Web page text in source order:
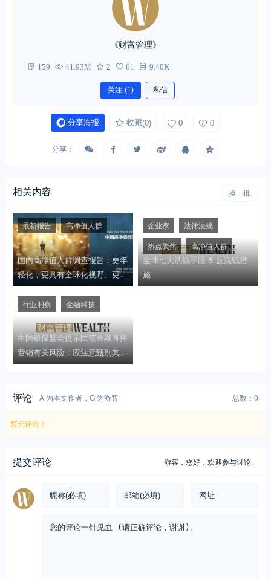
《财富管理》
159 41.93M 2 61 9.40K
关注 (1) 私信
分享海报 收藏(0) 0 0
分享：
相关内容 换一批
国内高净值人群调查报告：更年
轻化，更具有全球化视野、更敢
于投资……
最新报告 高净值人群
全球七大洗钱手段 & 反洗钱措
施
企业家
法律法规
热点聚焦
高净值人群
中国银保监会提示防范金融直播
营销有关风险：应注意甄别其广
告主体资质
行业洞察 金融科技
评论 A 为本文作者，G 为游客 总数：0
暂无评论！
提交评论 游客，您好，欢迎参与讨论。